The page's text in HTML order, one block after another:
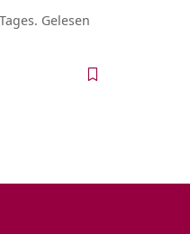
Gelesen